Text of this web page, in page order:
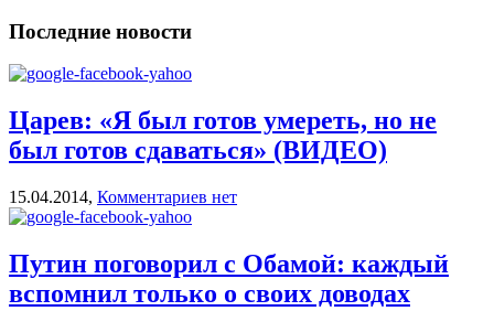
Последние новости
Царев: «Я был готов умереть, но не
был готов сдаваться» (ВИДЕО)
15.04.2014, Комментариев нет
Путин поговорил с Обамой: каждый
вспомнил только о своих доводах